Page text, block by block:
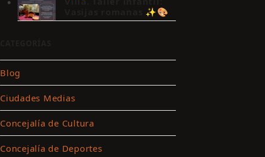
Vasijas romanas ✨🎨
Blog
Ciudades Medias
Concejalía de Cultura
Concejalía de Deportes